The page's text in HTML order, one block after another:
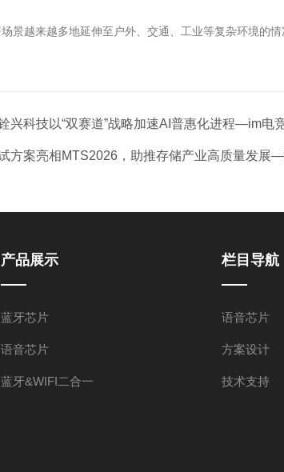
景越来越多地延伸至户外、交通、工业等复杂环境的
兴科技以“双赛道”战略加速AI普惠化进程—im电
方案亮相MTS2026，助推存储产业高质量发展
产品展示
蓝牙芯片
语音芯片
蓝牙&WIFI二合一
栏目导航
语音芯片
方案设计
技术支持